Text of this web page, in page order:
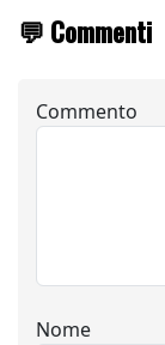
💬 Commenti